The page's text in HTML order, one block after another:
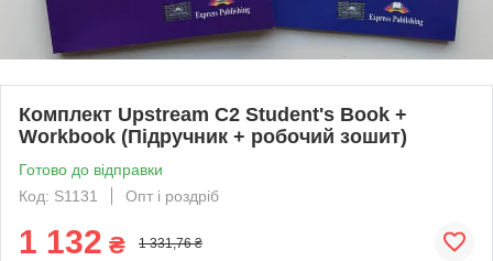
Комплект Upstream C2 Student's Book +
Workbook (Підручник + робочий зошит)
Готово до відправки
Код: S1131
Опт і роздріб
1 132 ₴ 1 331,76 ₴